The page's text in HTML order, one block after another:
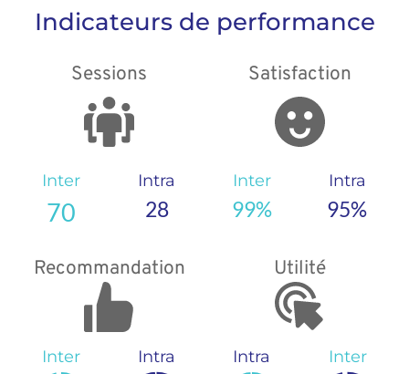
Indicateurs de performance
Sessions
Inter Intra
70 28
Satisfaction
Inter Intra
99% 95%
Recommandation
Inter Intra
Utilité
Intra Inter